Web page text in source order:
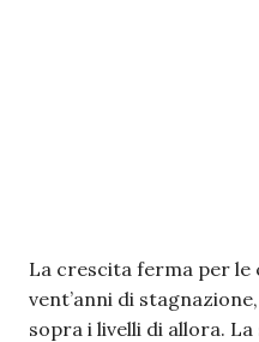
La crescita ferma per le
vent’anni di
sopra i livelli di allora.